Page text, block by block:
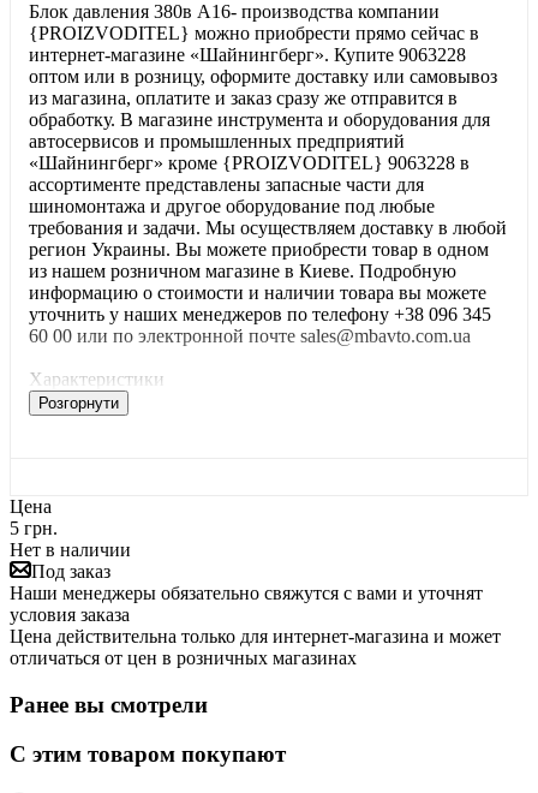
Блок давления 380в A16- производства компании
{PROIZVODITEL} можно приобрести прямо сейчас в
интернет-магазине «Шайнингберг». Купите 9063228
оптом или в розницу, оформите доставку или самовывоз
из магазина, оплатите и заказ сразу же отправится в
обработку. В магазине инструмента и оборудования для
автосервисов и промышленных предприятий
«Шайнингберг» кроме {PROIZVODITEL} 9063228 в
ассортименте представлены запасные части для
шиномонтажа и другое оборудование под любые
требования и задачи. Мы осуществляем доставку в любой
регион Украины. Вы можете приобрести товар в одном
из нашем розничном магазине в Киеве. Подробную
информацию о стоимости и наличии товара вы можете
уточнить у наших менеджеров по телефону +38 096 345
60 00 или по электронной почте sales@mbavto.com.ua
Характеристики
Розгорнути
Цена
5 грн.
Нет в наличии
Под заказ
Наши менеджеры обязательно свяжутся с вами и уточнят
условия заказа
Цена действительна только для интернет-магазина и может
отличаться от цен в розничных магазинах
Ранее вы смотрели
С этим товаром покупают